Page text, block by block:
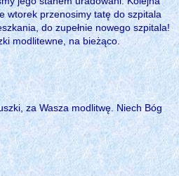
wtorek przenosimy tatę do szpitala
do zupełnie nowego szpitala!
modlitewne, na bieżąco.
za Wasza modlitwę. Niech Bóg